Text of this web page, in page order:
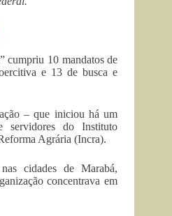
cumpriu 10 mandatos de
e 13 de busca e
– que iniciou há um
servidores do Instituto
Agrária (Incra).
cidades de Marabá,
concentrava em